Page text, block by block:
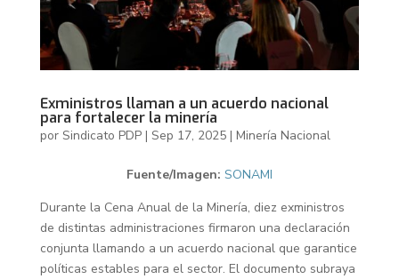
Exministros llaman a un acuerdo nacional
para fortalecer la minería
por Sindicato PDP| Sep 17, 2025| Minería Nacional
Fuente/Imagen: SONAMI
Durante la Cena Anual de la Minería, diez exministros
de distintas administraciones firmaron una declaración
conjunta llamando a un acuerdo nacional que garantice
políticas estables para el sector. El documento subraya